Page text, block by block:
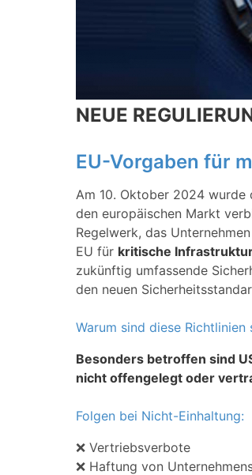
NEUE
EU-Vorgaben für
Am 10. Oktober 2024
den europäischen Markt
Regelwerk, das
EU für kritische
zukünftig umfassende
den neuen
Warum sind diese Richtlinien
Besonders betroffen sind
nicht offengelegt oder
Folgen bei Nicht-Einhaltung:
❌ Vertriebsverbote
❌ Haftung von